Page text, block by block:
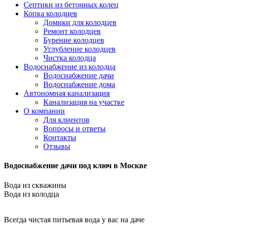
Септики из бетонных колец
Копка колодцев
Домики для колодцев
Ремонт колодцев
Бурение колодцев
Углубление колодцев
Чистка колодца
Водоснабжение из колодца
Водоснабжение дачи
Водоснабжение дома
Автономная канализация
Канализация на участке
О компании
Для клиентов
Вопросы и ответы
Контакты
Отзывы
Водоснабжение дачи под ключ в Москве
Вода из скважины
Вода из колодца
Всегда чистая питьевая вода у вас на даче